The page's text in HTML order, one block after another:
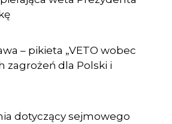
– pikieta „VETO wobec
zagrożeń dla Polski i
dotyczący sejmowego